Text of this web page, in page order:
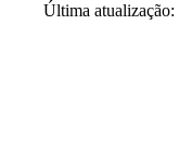
Última atualização: